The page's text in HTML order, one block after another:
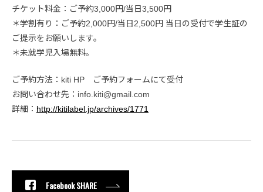
チケット料金：ご予約3,000円/当日3,500円
＊学割有り：ご予約2,000円/当日2,500円 当日の受付で学生証の
ご提示をお願いします。
＊未就学児入場無料。
ご予約方法：kiti HP ご予約フォームにて受付
お問い合わせ先：info.kiti@gmail.com
詳細： http://kitilabel.jp/archives/1771
Facebook SHARE